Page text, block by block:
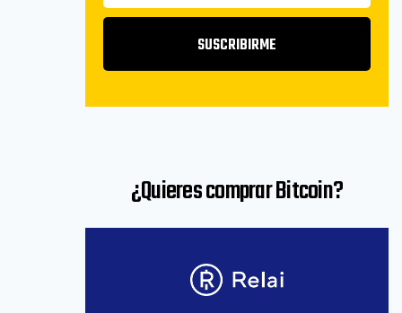
SUSCRIBIRME
¿Quieres comprar Bitcoin?